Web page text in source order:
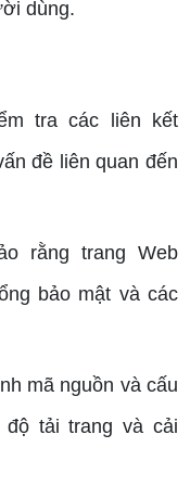
dùng.
tra các liên kết
đề liên quan đến
rằng trang Web
bảo mật và các
mã nguồn và cấu
tải trang và cải